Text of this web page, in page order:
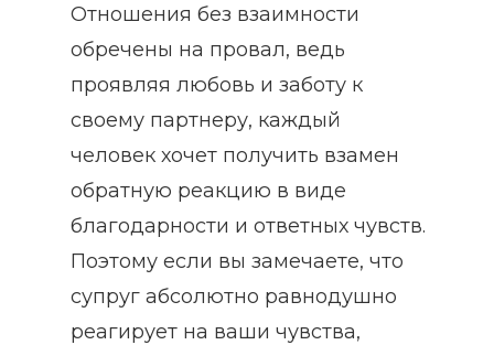
Отношения без взаимности
обречены на провал, ведь
проявляя любовь и заботу к
своему партнеру, каждый
человек хочет получить взамен
обратную реакцию в виде
благодарности и ответных чувств.
Поэтому если вы замечаете, что
супруг абсолютно равнодушно
реагирует на ваши чувства,